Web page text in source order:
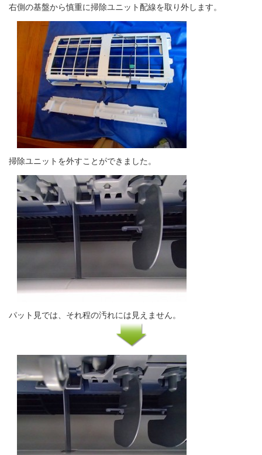
右側の基盤から慎重に掃除ユニット配線を取り外します。
掃除ユニットを外すことができました。
パット見では、それ程の汚れには見えません。